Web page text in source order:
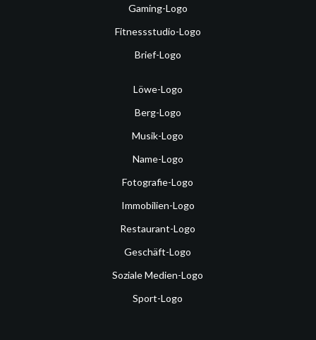
Gaming-Logo
Fitnessstudio-Logo
Brief-Logo
Löwe-Logo
Berg-Logo
Musik-Logo
Name-Logo
Fotografie-Logo
Immobilien-Logo
Restaurant-Logo
Geschäft-Logo
Soziale Medien-Logo
Sport-Logo